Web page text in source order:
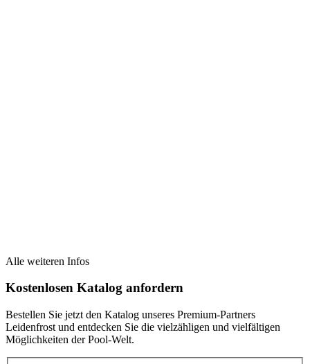
Alle weiteren Infos
Kostenlosen Katalog anfordern
Bestellen Sie jetzt den Katalog unseres Premium-Partners
Leidenfrost und entdecken Sie die vielzähligen und vielfältigen
Möglichkeiten der Pool-Welt.